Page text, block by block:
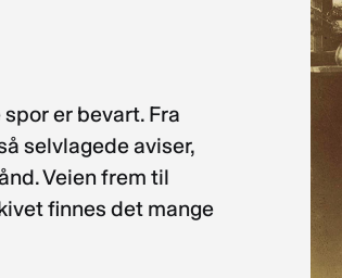
er bevart. Fra
selvlagede aviser,
Veien frem til
finnes det mange